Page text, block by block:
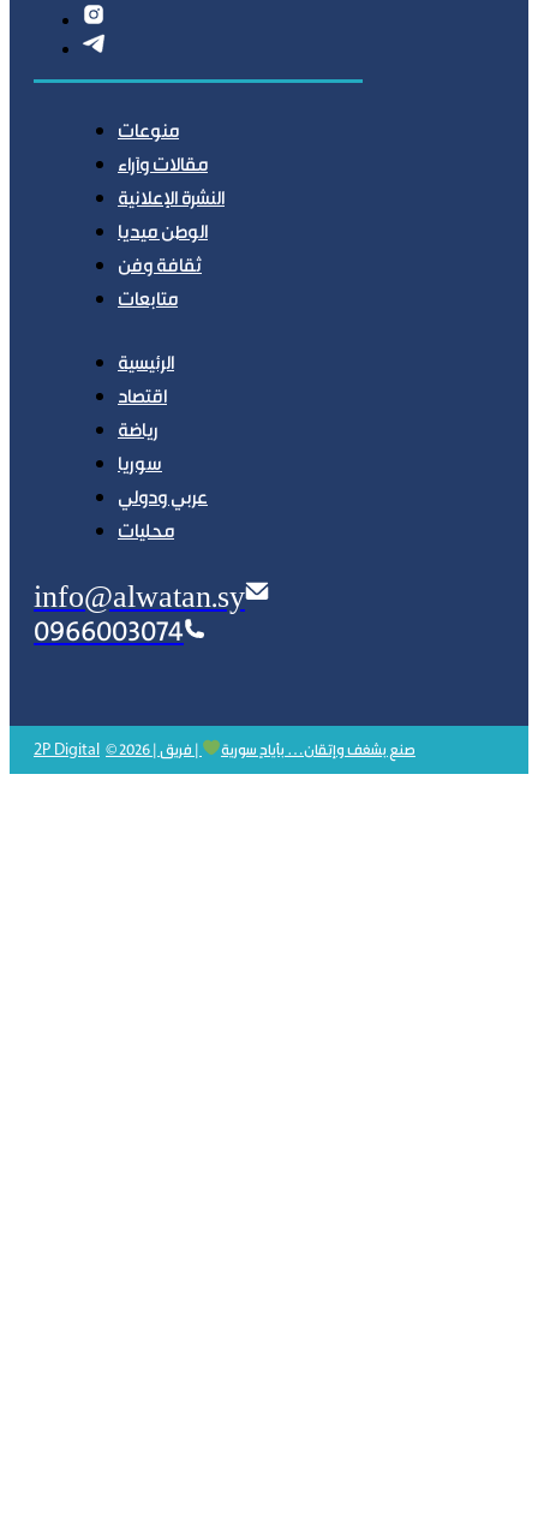
منوعات
مقالات وآراء
النشرة الإعلانية
الوطن ميديا
ثقافة وفن
متابعات
الرئيسية
اقتصاد
رياضة
سوريا
عربي ودولي
محليات
info@alwatan.sy
0966003074
2P Digital © 2026 | صنع بشغف وإتقان… بأيادٍ سورية | فريق